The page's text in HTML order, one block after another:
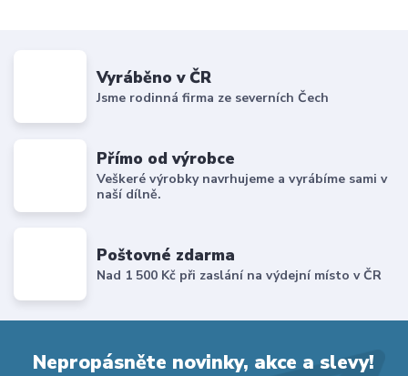
Vyráběno v ČR
Jsme rodinná firma ze severních Čech
Přímo od výrobce
Veškeré výrobky navrhujeme a vyrábíme sami v
naší dílně.
Poštovné zdarma
Nad 1 500 Kč při zaslání na výdejní místo v ČR
Nepropásněte novinky, akce a slevy!